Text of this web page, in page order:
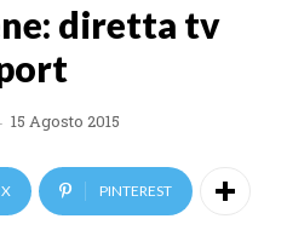
diretta tv
15 Agosto 2015
X PINTEREST